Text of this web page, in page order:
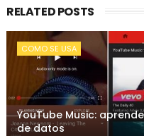
RELATED POSTS
COMO SE USA
YouTube Music:
de datos